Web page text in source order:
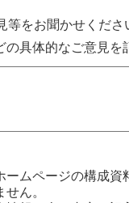
等をお聞かせくださ
具体的なご意見を
ームページの構成
ん。